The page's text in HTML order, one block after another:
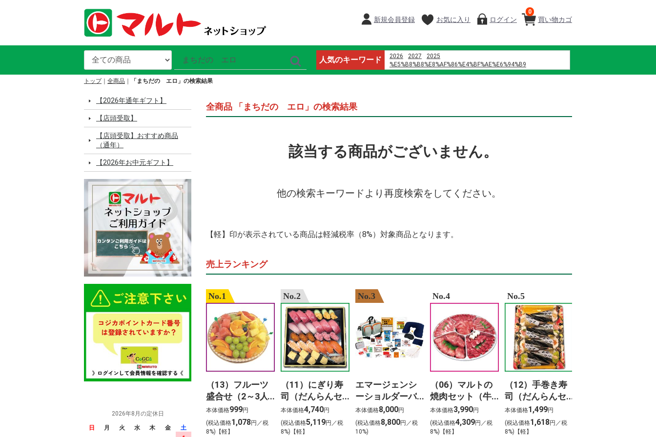
買い物カゴ
0
新規会員登録 お気に入り ログイン
人気のキーワード 2026 2027
2025
%E5%B8%B8%E8%AF%86%E4%BF%AE%E6%94%B9
%D9%88%D8%A7%D9%84%D8%B2%D9%87%D8%B1%D9%87
%D8%A7%D9%84%D9%81%D8%B5%D9%84 42
%E6%AD%8C%E6%9B%B2
2024
%E6%81%B5%E6%84%9B%E5%A0%82%E7%97%85%E9%99%A2
haikyuu 3.%C3%A9vad 9r%C3%A9sz
トップ 全商品 「まちだの エロ」の検索結果
【2026年通年ギフト】
【店頭受取】
【店頭受取】おすすめ商品
（通年）
【2026年お中元ギフト】
2026年8月の定休日
日 月 火 水 木 金
土
全商品 「まちだの エロ」の検索結果
該当する商品がございません。
他の検索キーワードより再度検索をしてください。
【軽】印が表示されている商品は軽減税率（8%）対象商品となります。
売上ランキング
No.1
（13）フルーツ
盛合せ（2～3人
前）
本体価格999円
(税込価格1,078円／税
8%)【軽】
No.2
（11）にぎり寿
司（だんらんセ
ット）3人前
本体価格4,740円
(税込価格5,119円／税
8%)【軽】
No.3
エマージェンシ
ーショルダーバ
ッグ24点セット
本体価格8,000円
(税込価格8,800円／税
10%)
No.4
（06）マルトの
焼肉セット（牛
タン入り）800ｇ
本体価格3,990円
(税込価格4,309円／税
8%)【軽】
No.5
（12）手巻き寿
司（だんらんセ
ット）（8本）
本体価格1,499円
(税込価格1,618円／税
8%)【軽】